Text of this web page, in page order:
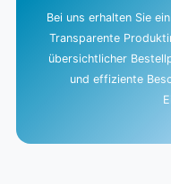
Bei uns erhalten Sie
Transparente
übersichtlicher
und effiziente